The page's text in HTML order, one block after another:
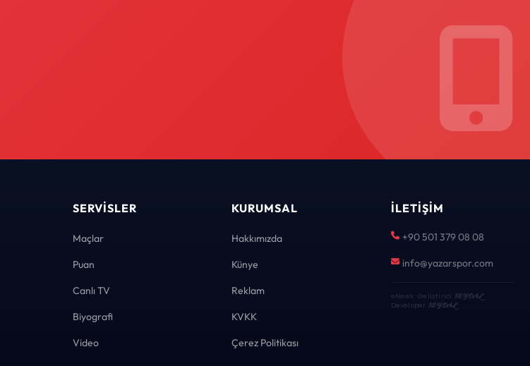
SERVISLER
Maçlar
Puan
Canlı TV
Biyografi
Video
KURUMSAL
Hakkımızda
Künye
Reklam
KVKK
Çerez Politikası
İLETIŞIM
+90 501 379 08 08
info@yazarspor.com
eNews · Geliştirici KEYDAL·
Developer KEYDAL